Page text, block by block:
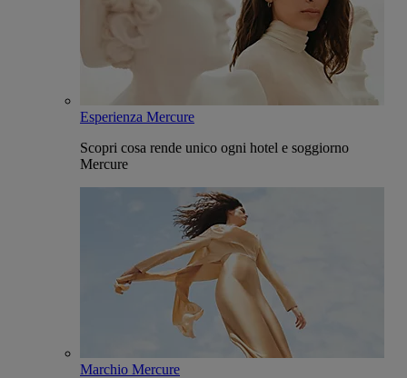
Esperienza Mercure
Scopri cosa rende unico ogni hotel e soggiorno
Mercure
Marchio Mercure